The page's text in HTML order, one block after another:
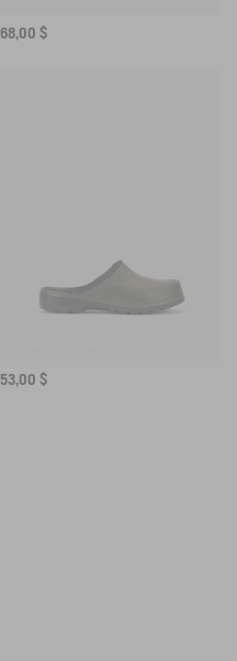
68,00 $
53,00 $